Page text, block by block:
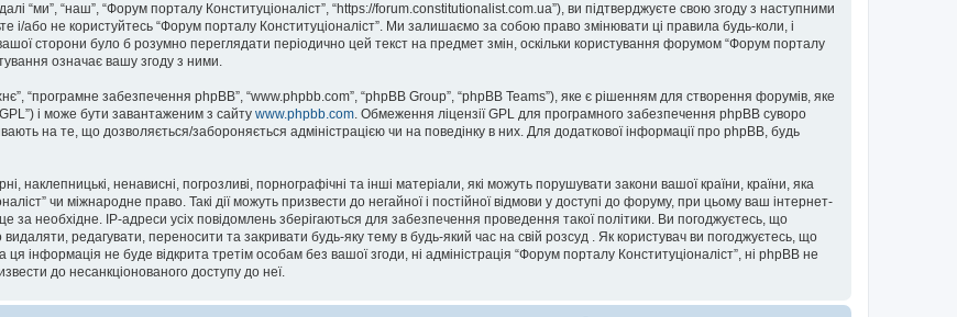
“ми”, “наш”, “Форум порталу Конституціоналіст”, “https://forum.constitutionalist.com.ua”), ви підтверджуєте свою згоду з наступними
або не користуйтесь “Форум порталу Конституціоналіст”. Ми залишаємо за собою право змінювати ці правила будь-коли, і
сторони було б розумно переглядати періодично цей текст на предмет змін, оскільки користування форумом “Форум порталу
означає вашу згоду з ними.
“програмне забезпечення phpBB”, “www.phpbb.com”, “phpBB Group”, “phpBB Teams”), яке є рішенням для створення форумів, яке
і може бути завантаженим з сайту www.phpbb.com. Обмеження ліцензії GPL для програмного забезпечення phpBB суворо
на те, що дозволяється/забороняється адміністрацією чи на поведінку в них. Для додаткової інформації про phpBB, будь
наклепницькі, ненависні, погрозливі, порнографічні та інші матеріали, які можуть порушувати закони вашої країни, країни, яка
чи міжнародне право. Такі дії можуть призвести до негайної і постійної відмови у доступі до форуму, при цьому ваш інтернет-
необхідне. IP-адреси усіх повідомлень зберігаються для забезпечення проведення такої політики. Ви погоджуєтесь, що
редагувати, переносити та закривати будь-яку тему в будь-який час на свій розсуд . Як користувач ви погоджуєтесь, що
інформація не буде відкрита третім особам без вашої згоди, ні адміністрація “Форум порталу Конституціоналіст”, ні phpBB не
до несанкціонованого доступу до неї.